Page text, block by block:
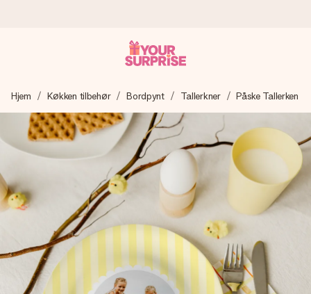
Vi laver din gave med omhu og sender den lynhurtigt – så
du kan give den på det helt rette tidspunkt, når den
betyder allermest.
4,7 (baseret på +15.000 anmeldelser)
Vores gaver inspirerer. Kunderne giver os 4,7 på Google
Reviews.
Gratis kort med hilsen
Hjem Køkken tilbehør Bordpynt Tallerkner Påske Tallerken